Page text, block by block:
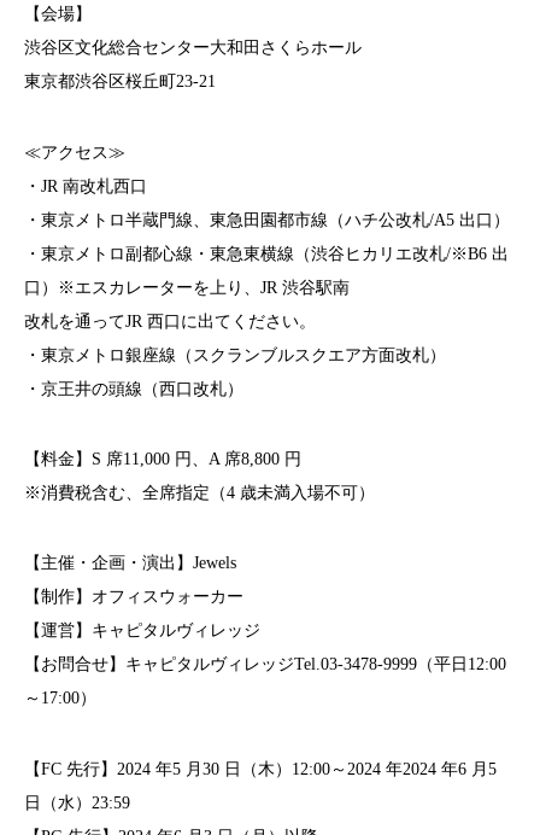
【会場】
渋谷区文化総合センター大和田さくらホール
東京都渋谷区桜丘町23-21
≪アクセス≫
・JR 南改札西口
・東京メトロ半蔵門線、東急田園都市線（ハチ公改札/A5 出口）
・東京メトロ副都心線・東急東横線（渋谷ヒカリエ改札/※B6 出
口）※エスカレーターを上り、JR 渋谷駅南
改札を通ってJR 西口に出てください。
・東京メトロ銀座線（スクランブルスクエア方面改札）
・京王井の頭線（西口改札）
【料金】S 席11,000 円、A 席8,800 円
※消費税含む、全席指定（4 歳未満入場不可）
【主催・企画・演出】Jewels
【制作】オフィスウォーカー
【運営】キャピタルヴィレッジ
【お問合せ】キャピタルヴィレッジTel.03-3478-9999（平日12:00
～17:00）
【FC 先行】2024 年5 月30 日（木）12:00～2024 年2024 年6 月5
日（水）23:59